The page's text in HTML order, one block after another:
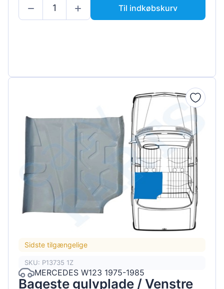
Til indkøbskurv
Sidste tilgængelige
SKU: P13735 1Z
MERCEDES W123 1975-1985
Bageste gulvplade / Venstre